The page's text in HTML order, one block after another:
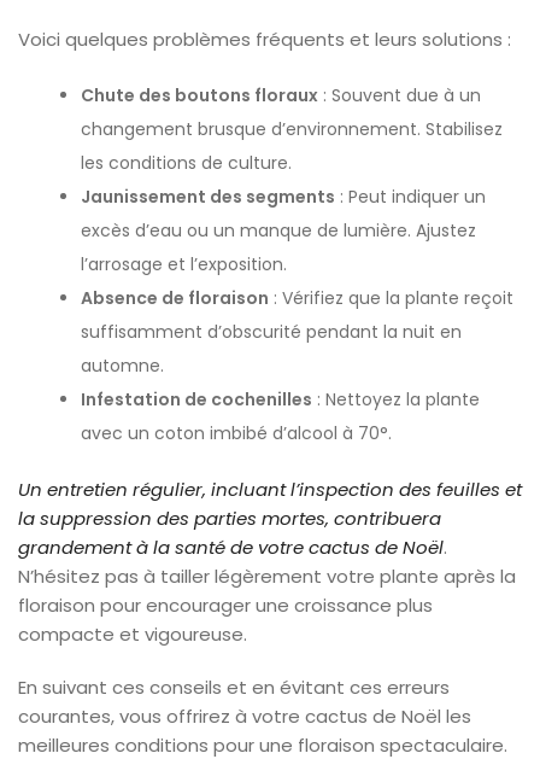
Voici quelques problèmes fréquents et leurs solutions :
Chute des boutons floraux : Souvent due à un
changement brusque d’environnement. Stabilisez
les conditions de culture.
Jaunissement des segments : Peut indiquer un
excès d’eau ou un manque de lumière. Ajustez
l’arrosage et l’exposition.
Absence de floraison : Vérifiez que la plante reçoit
suffisamment d’obscurité pendant la nuit en
automne.
Infestation de cochenilles : Nettoyez la plante
avec un coton imbibé d’alcool à 70°.
Un entretien régulier, incluant l’inspection des feuilles et
la suppression des parties mortes, contribuera
grandement à la santé de votre cactus de Noël.
N’hésitez pas à tailler légèrement votre plante après la
floraison pour encourager une croissance plus
compacte et vigoureuse.
En suivant ces conseils et en évitant ces erreurs
courantes, vous offrirez à votre cactus de Noël les
meilleures conditions pour une floraison spectaculaire.